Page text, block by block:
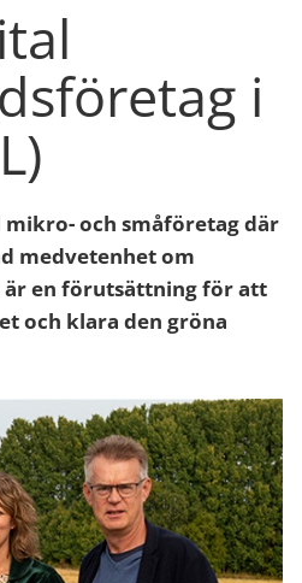
i
och småföretag där
medvetenhet om
är en förutsättning för att
och klara den gröna